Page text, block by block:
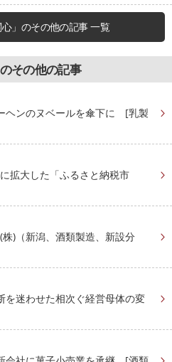
心」のその他の記事 一覧
その他の記事
ヘンのヌベールを傘下に [乳製
拡大した「ふるさと納税市
)（新潟、酒類製造、新設分
迷わせた相次ぐ経営母体の変